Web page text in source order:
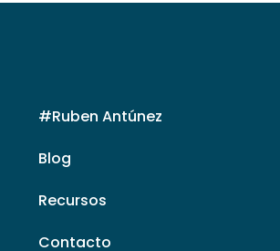
#Ruben Antúnez
Blog
Recursos
Contacto